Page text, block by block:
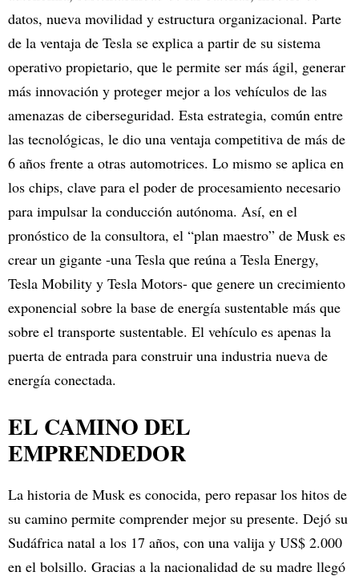
datos, nueva movilidad y estructura organizacional. Parte
de la ventaja de Tesla se explica a partir de su sistema
operativo propietario, que le permite ser más ágil, generar
más innovación y proteger mejor a los vehículos de las
amenazas de ciberseguridad. Esta estrategia, común entre
las tecnológicas, le dio una ventaja competitiva de más de
6 años frente a otras automotrices. Lo mismo se aplica en
los chips, clave para el poder de procesamiento necesario
para impulsar la conducción autónoma. Así, en el
pronóstico de la consultora, el “plan maestro” de Musk es
crear un gigante -una Tesla que reúna a Tesla Energy,
Tesla Mobility y Tesla Motors- que genere un crecimiento
exponencial sobre la base de energía sustentable más que
sobre el transporte sustentable. El vehículo es apenas la
puerta de entrada para construir una industria nueva de
energía conectada.
EL CAMINO DEL
EMPRENDEDOR
La historia de Musk es conocida, pero repasar los hitos de
su camino permite comprender mejor su presente. Dejó su
Sudáfrica natal a los 17 años, con una valija y US$ 2.000
en el bolsillo. Gracias a la nacionalidad de su madre llegó